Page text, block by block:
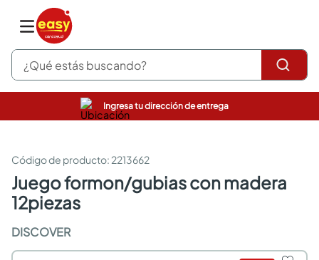
¿Qué estás buscando?
Ingresa tu dirección de entrega
: 2213662
juego formon/gubias con madera
12piezas
DISCOVER
pinturas
sanitarios
comedor
escritorio
armarios closet
comedores